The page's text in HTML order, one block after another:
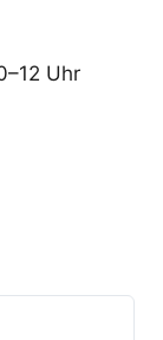
Uhr